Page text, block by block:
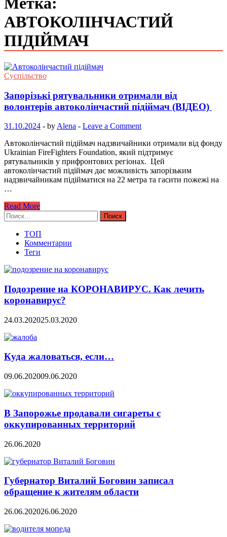
АВТОКОЛІНЧАСТИЙ
ПІДІЙМАЧ
Суспільство
Запорізькі рятувальники отримали від
волонтерів автоколінчастий підіймач (ВІДЕО)
31.10.2024 - by Alena - Leave a Comment
Автоколінчастий підіймач надзвичайники отримали від фонду
Ukrainian FireFighters Foundation, який підтримує
рятувальників у прифронтових регіонах. Цей
автоколінчастий підіймач дає можливість запорізьким
надзвичайникам підійматися на 22 метра та гасити пожежі на
…
Read More
Найти:
ТОП
Комментарии
Теги
Подозрение на КОРОНАВИРУС. Как лечить
коронавирус?
24.03.202025.03.2020
Куда жаловаться, если…
09.06.202009.06.2020
В Запорожье продавали сигареты с
оккупированных территорий
26.06.2020
Губернатор Виталий Боговин записал
обращение к жителям области
26.06.202026.06.2020